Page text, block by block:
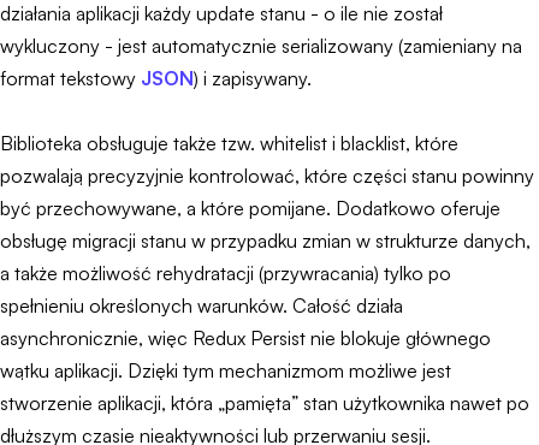
działania aplikacji każdy update stanu - o ile nie został
wykluczony - jest automatycznie serializowany (zamieniany na
format tekstowy JSON) i zapisywany.
Biblioteka obsługuje także tzw. whitelist i blacklist, które
pozwalają precyzyjnie kontrolować, które części stanu powinny
być przechowywane, a które pomijane. Dodatkowo oferuje
obsługę migracji stanu w przypadku zmian w strukturze danych,
a także możliwość rehydratacji (przywracania) tylko po
spełnieniu określonych warunków. Całość działa
asynchronicznie, więc Redux Persist nie blokuje głównego
wątku aplikacji. Dzięki tym mechanizmom możliwe jest
stworzenie aplikacji, która „pamięta” stan użytkownika nawet po
dłuższym czasie nieaktywności lub przerwaniu sesji.